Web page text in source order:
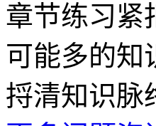
章节练习紧
可能多的知
捋清知识脉